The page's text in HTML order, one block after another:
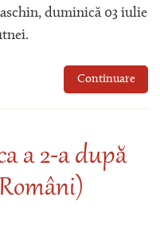
duminică 03 iulie
Continuare
a 2-a după